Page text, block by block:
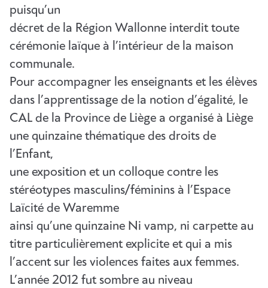
puisqu’un
décret de la Région Wallonne interdit toute
cérémonie laïque à l’intérieur de la maison
communale.
Pour accompagner les enseignants et les élèves
dans l’apprentissage de la notion d’égalité, le
CAL de la Province de Liège a organisé à Liège
une quinzaine thématique des droits de
l’Enfant,
une exposition et un colloque contre les
stéréotypes masculins/féminins à l’Espace
Laïcité de Waremme
ainsi qu’une quinzaine Ni vamp, ni carpette au
titre particulièrement explicite et qui a mis
l’accent sur les violences faites aux femmes.
L’année 2012 fut sombre au niveau